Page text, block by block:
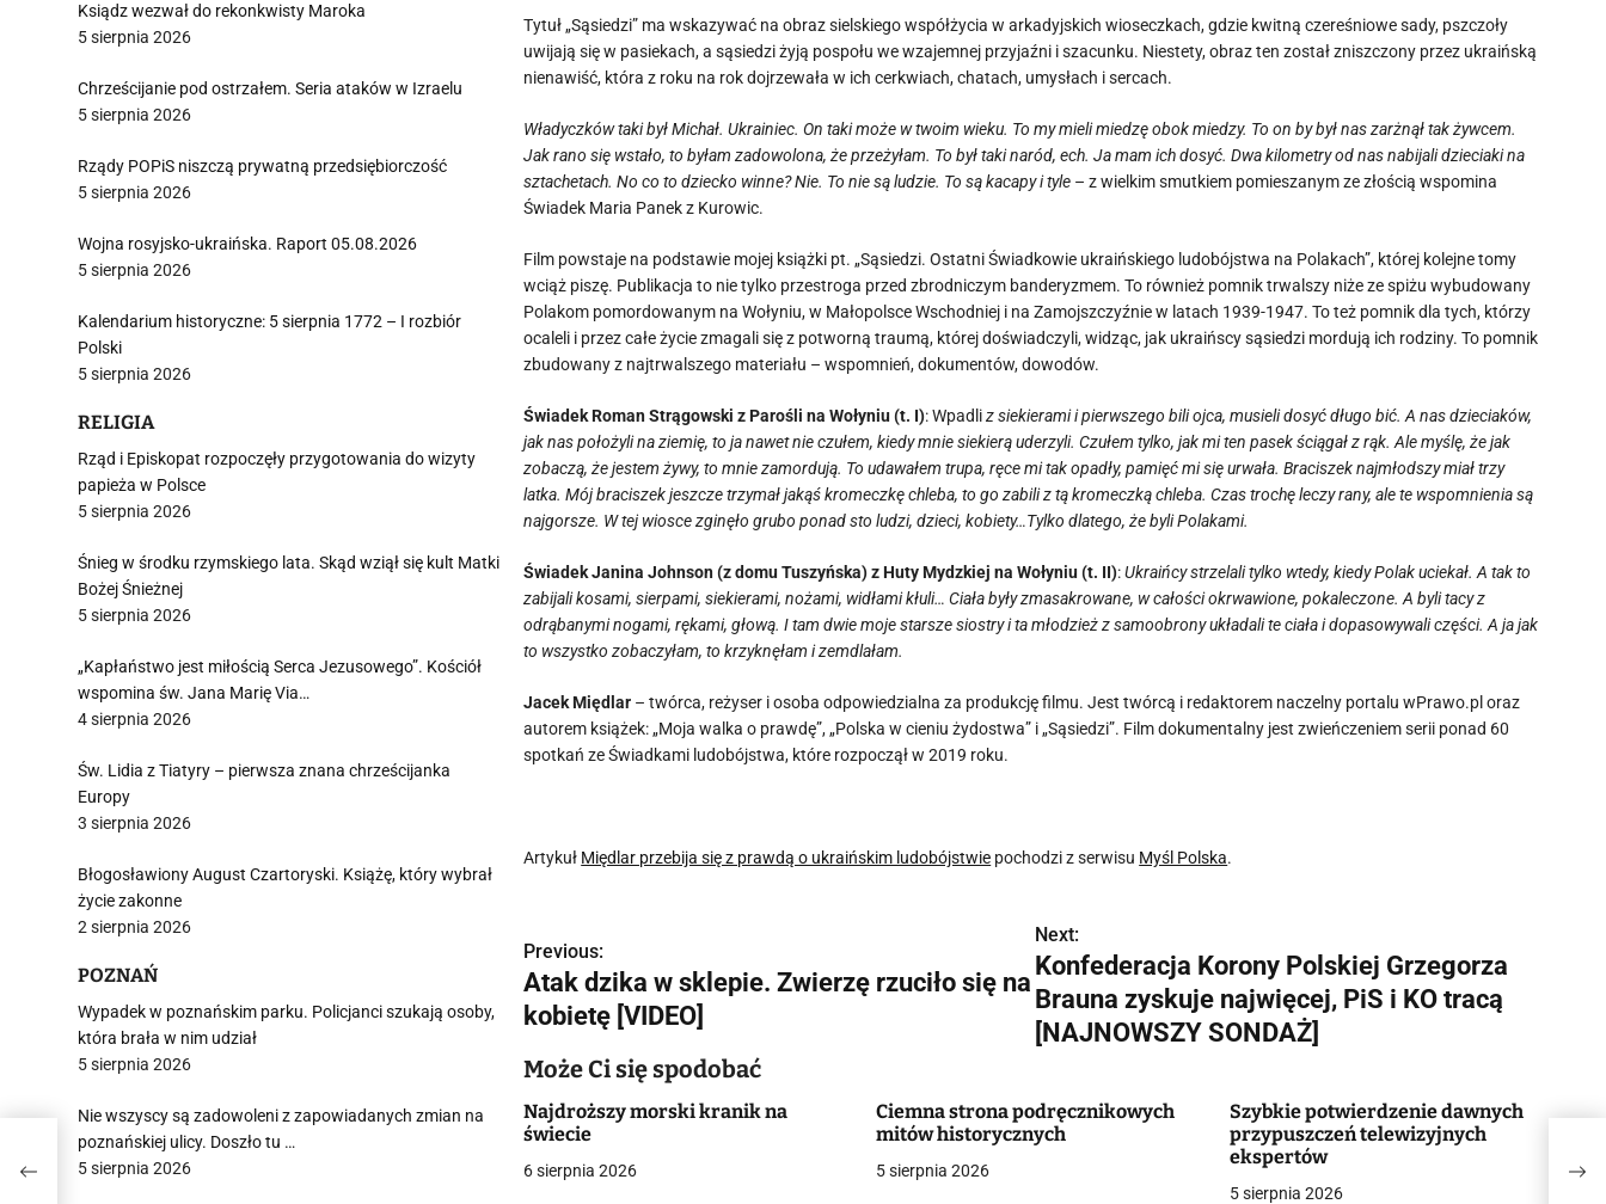
Tytuł „Sąsiedzi” ma wskazywać na obraz sielskiego współżycia w arkadyjskich wioseczkach, gdzie kwitną czereśniowe sady, pszczoły
uwijają się w pasiekach, a sąsiedzi żyją pospołu we wzajemnej przyjaźni i szacunku. Niestety, obraz ten został zniszczony przez ukraińską
nienawiść, która z roku na rok dojrzewała w ich cerkwiach, chatach, umysłach i sercach.
Władyczków taki był Michał. Ukrainiec. On taki może w twoim wieku. To my mieli miedzę obok miedzy. To on by był nas zarżnął tak żywcem.
Jak rano się wstało, to byłam zadowolona, że przeżyłam. To był taki naród, ech. Ja mam ich dosyć. Dwa kilometry od nas nabijali dzieciaki na
sztachetach. No co to dziecko winne? Nie. To nie są ludzie. To są kacapy i tyle – z wielkim smutkiem pomieszanym ze złością wspomina
Świadek Maria Panek z Kurowic.
Film powstaje na podstawie mojej książki pt. „Sąsiedzi. Ostatni Świadkowie ukraińskiego ludobójstwa na Polakach”, której kolejne tomy
wciąż piszę. Publikacja to nie tylko przestroga przed zbrodniczym banderyzmem. To również pomnik trwalszy niże ze spiżu wybudowany
Polakom pomordowanym na Wołyniu, w Małopolsce Wschodniej i na Zamojszczyźnie w latach 1939-1947. To też pomnik dla tych, którzy
ocaleli i przez całe życie zmagali się z potworną traumą, której doświadczyli, widząc, jak ukraińscy sąsiedzi mordują ich rodziny. To pomnik
zbudowany z najtrwalszego materiału – wspomnień, dokumentów, dowodów.
Świadek Roman Strągowski z Parośli na Wołyniu (t. I): Wpadliz siekierami i pierwszego bili ojca, musieli dosyć długo bić. A nas dzieciaków,
jak nas położyli na ziemię, to ja nawet nie czułem, kiedy mnie siekierą uderzyli. Czułem tylko, jak mi ten pasek ściągał z rąk. Ale myślę, że jak
zobaczą, że jestem żywy, to mnie zamordują. To udawałem trupa, ręce mi tak opadły, pamięć mi się urwała. Braciszek najmłodszy miał trzy
latka. Mój braciszek jeszcze trzymał jakąś kromeczkę chleba, to go zabili z tą kromeczką chleba. Czas trochę leczy rany, ale te wspomnienia są
najgorsze. W tej wiosce zginęło grubo ponad sto ludzi, dzieci, kobiety…Tylko dlatego, że byli Polakami.
Świadek Janina Johnson (z domu Tuszyńska) z Huty Mydzkiej na Wołyniu (t. II):Ukraińcy strzelali tylko wtedy, kiedy Polak uciekał. A tak to
zabijali kosami, sierpami, siekierami, nożami, widłami kłuli… Ciała były zmasakrowane, w całości okrwawione, pokaleczone. A byli tacy z
odrąbanymi nogami, rękami, głową. I tam dwie moje starsze siostry i ta młodzież z samoobrony układali te ciała i dopasowywali części. A ja jak
to wszystko zobaczyłam, to krzyknęłam i zemdlałam.
Jacek Międlar – twórca, reżyser i osoba odpowiedzialna za produkcję filmu. Jest twórcą i redaktorem naczelny portalu wPrawo.pl oraz
autorem książek: „Moja walka o prawdę”, „Polska w cieniu żydostwa” i „Sąsiedzi”. Film dokumentalny jest zwieńczeniem serii ponad 60
spotkań ze Świadkami ludobójstwa, które rozpoczął w 2019 roku.
Artykuł Międlar przebija się z prawdą o ukraińskim ludobójstwie pochodzi z serwisu Myśl Polska.
N
a
w
i
g
a
Previous:
Atak dzika w sklepie. Zwierzę rzuciło się na
kobietę [VIDEO]
Next:
Konfederacja Korony Polskiej Grzegorza
Brauna zyskuje najwięcej, PiS i KO tracą
[NAJNOWSZY SONDAŻ]
Może Ci się spodobać
Najdroższy morski kranik na
świecie
6 sierpnia 2026
Ciemna strona podręcznikowych
mitów historycznych
5 sierpnia 2026
Szybkie potwierdzenie dawnych
przypuszczeń telewizyjnych
ekspertów
5 sierpnia 2026
Ksiądz wezwał do rekonkwisty Maroka
5 sierpnia 2026
Chrześcijanie pod ostrzałem. Seria ataków w Izraelu
5 sierpnia 2026
Rządy POPiS niszczą prywatną przedsiębiorczość
5 sierpnia 2026
Wojna rosyjsko-ukraińska. Raport 05.08.2026
5 sierpnia 2026
Kalendarium historyczne: 5 sierpnia 1772 – I rozbiór
Polski
5 sierpnia 2026
RELIGIA
Rząd i Episkopat rozpoczęły przygotowania do wizyty
papieża w Polsce
5 sierpnia 2026
Śnieg w środku rzymskiego lata. Skąd wziął się kult Matki
Bożej Śnieżnej
5 sierpnia 2026
„Kapłaństwo jest miłością Serca Jezusowego”. Kościół
wspomina św. Jana Marię Via…
4 sierpnia 2026
Św. Lidia z Tiatyry – pierwsza znana chrześcijanka
Europy
3 sierpnia 2026
Błogosławiony August Czartoryski. Książę, który wybrał
życie zakonne
2 sierpnia 2026
POZNAŃ
Wypadek w poznańskim parku. Policjanci szukają osoby,
która brała w nim udział
5 sierpnia 2026
Nie wszyscy są zadowoleni z zapowiadanych zmian na
poznańskiej ulicy. Doszło tu …
5 sierpnia 2026